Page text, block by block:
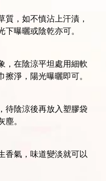
質，如不慎沾上汗漬，
曝曬或陰乾亦可。
，在陰涼平坦處用細軟
淨，陽光曝曬即可。
待陰涼後再放入塑膠袋
。
香氣，味道變淡就可以